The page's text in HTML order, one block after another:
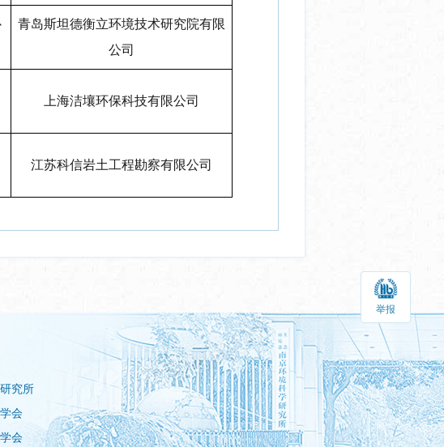
青岛斯坦德衡立环境技术研究院有限
公司
上海洁壤环保科技有限公司
江苏科信岩土工程勘察有限公司
究所
会
会
举报